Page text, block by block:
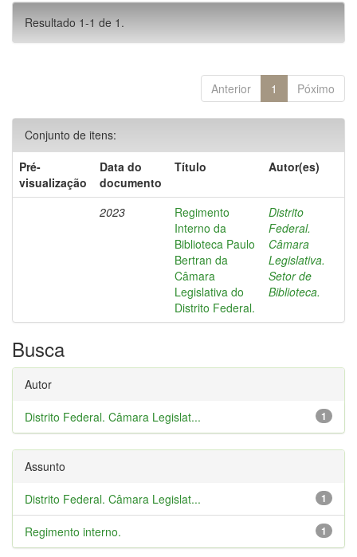
Resultado 1-1 de 1.
Anterior 1 Póximo
Conjunto de itens:
Pré-
visualização
Data do
documento
Título Autor(es)
2023
Regimento
Interno da
Biblioteca Paulo
Bertran da
Câmara
Legislativa do
Distrito Federal.
Distrito
Federal.
Câmara
Legislativa.
Setor de
Biblioteca.
Busca
Autor
1
Distrito Federal. Câmara Legislat...
Assunto
1
Distrito Federal. Câmara Legislat...
1
Regimento interno.